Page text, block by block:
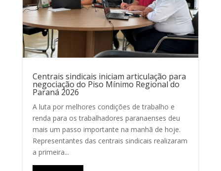
Centrais sindicais iniciam articulação para
negociação do Piso Mínimo Regional do
Paraná 2026
A luta por melhores condições de trabalho e
renda para os trabalhadores paranaenses deu
mais um passo importante na manhã de hoje.
Representantes das centrais sindicais realizaram
a primeira...